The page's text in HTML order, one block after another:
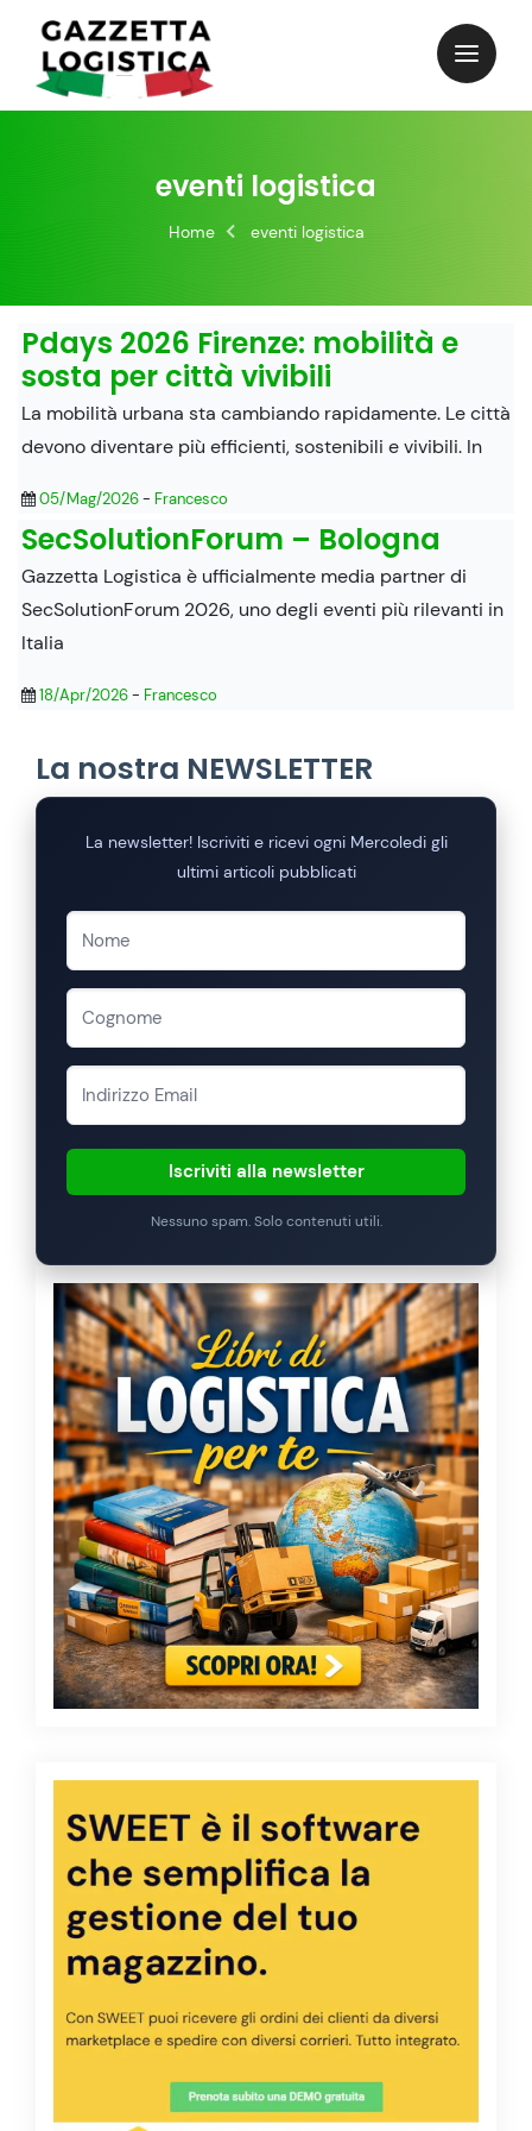
content
eventi logistica
Home eventi logistica
Pdays 2026 Firenze: mobilità e
sosta per città vivibili
La mobilità urbana sta cambiando rapidamente. Le città
devono diventare più efficienti, sostenibili e vivibili. In
05/Mag/2026- Francesco
SecSolutionForum – Bologna
Gazzetta Logistica è ufficialmente media partner di
SecSolutionForum 2026, uno degli eventi più rilevanti in
Italia
18/Apr/2026- Francesco
La nostra NEWSLETTER
La newsletter! Iscriviti e ricevi ogni Mercoledi gli
ultimi articoli pubblicati
Iscriviti alla newsletter
Nessuno spam. Solo contenuti utili.